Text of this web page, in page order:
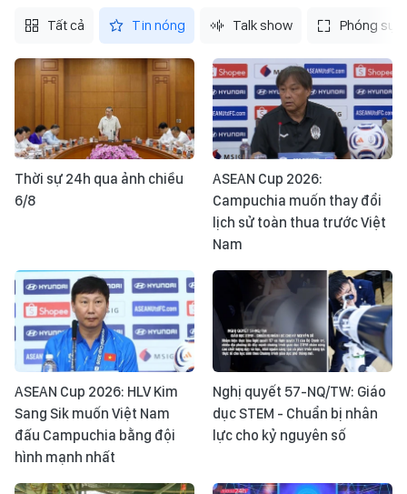
Tất cả Tin nóng Talk show Phóng sự
Thời sự 24h qua ảnh chiều
6/8
ASEAN Cup 2026:
Campuchia muốn thay đổi
lịch sử toàn thua trước Việt
Nam
ASEAN Cup 2026: HLV Kim
Sang Sik muốn Việt Nam
đấu Campuchia bằng đội
hình mạnh nhất
Nghị quyết 57-NQ/TW: Giáo
dục STEM - Chuẩn bị nhân
lực cho kỷ nguyên số